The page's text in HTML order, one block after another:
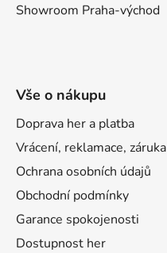
Showroom Praha-východ
Vše o nákupu
Doprava her a platba
Vrácení, reklamace, záruka
Ochrana osobních údajů
Obchodní podmínky
Garance spokojenosti
Dostupnost her